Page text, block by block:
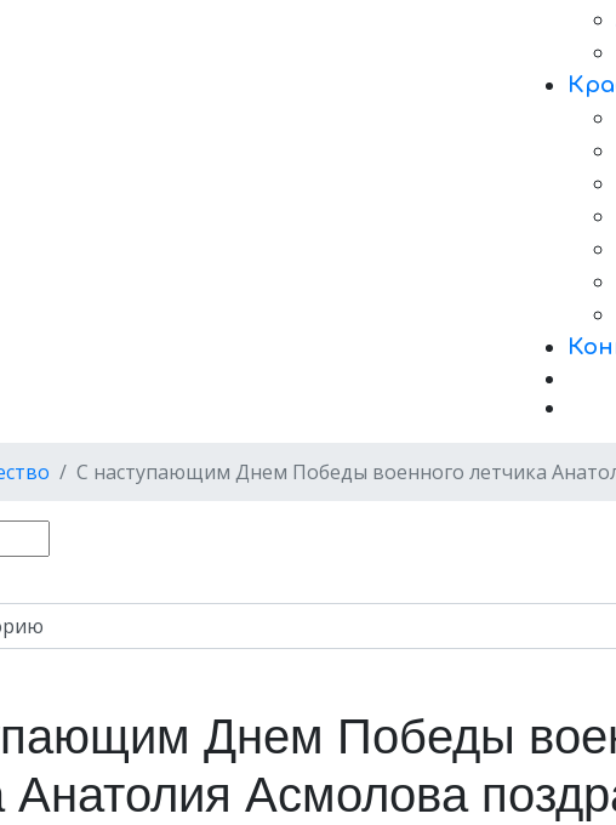
С наступающим Днем Победы военного летчика
Днем Победы
Анатолия Асмолова